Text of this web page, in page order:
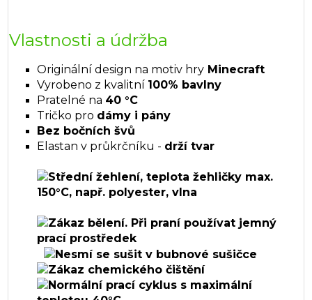
Vlastnosti a údržba
Originální design na motiv hry Minecraft
Vyrobeno z kvalitní 100% bavlny
Pratelné na 40 °C
Tričko pro dámy i pány
Bez bočních švů
Elastan v průkrčníku - drží tvar